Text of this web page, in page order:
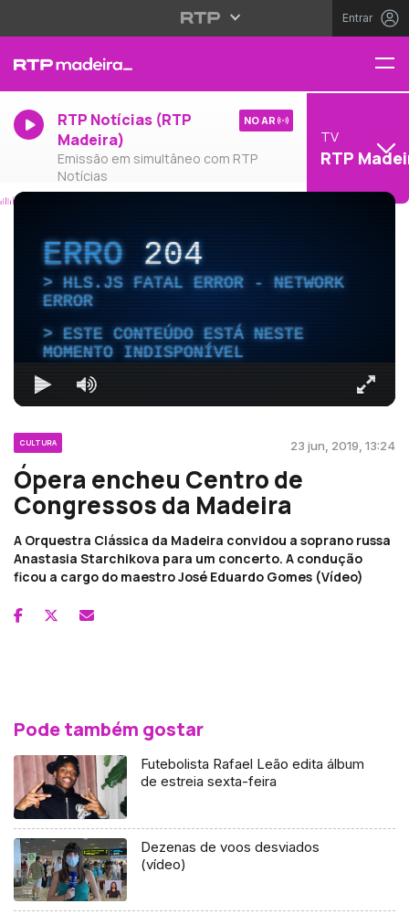
Entrar
RTP Notícias (RTP
Madeira)
Emissão em simultâneo com RTP
Notícias
NO AR
TV
RTP
ERRO204
HLS.JS FATAL ERROR - NETWORK
ERROR
ESTE CONTEÚDO ESTÁ NESTE
MOMENTO INDISPONÍVEL
CULTURA 23 jun, 2019, 13:24
Ópera encheu Centro de
Congressos da Madeira
A Orquestra Clássica da Madeira convidou a soprano russa
Anastasia Starchikova para um concerto. A condução
ficou a cargo do maestro José Eduardo Gomes (Vídeo)
Pode também gostar
Futebolista Rafael Leão edita álbum
de estreia sexta-feira
Dezenas de voos desviados
(vídeo)